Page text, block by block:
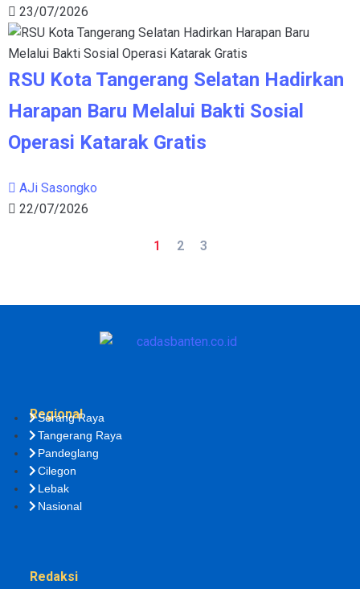
23/07/2026
RSU Kota Tangerang Selatan Hadirkan
Harapan Baru Melalui Bakti Sosial
Operasi Katarak Gratis
AJi Sasongko
22/07/2026
1 2 3
Regional
Serang Raya
Tangerang Raya
Pandeglang
Cilegon
Lebak
Nasional
Redaksi